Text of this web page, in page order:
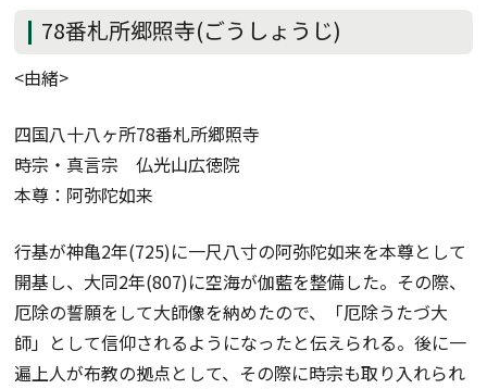
78番札所郷照寺(ごうしょうじ)
<由緒>
四国八十八ヶ所78番札所郷照寺
時宗・真言宗 仏光山広徳院
本尊：阿弥陀如来
行基が神亀2年(725)に一尺八寸の阿弥陀如来を本尊として
開基し、大同2年(807)に空海が伽藍を整備した。その際、
厄除の誓願をして大師像を納めたので、「厄除うたづ大
師」として信仰されるようになったと伝えられる。後に一
遍上人が布教の拠点として、その際に時宗も取り入れられ